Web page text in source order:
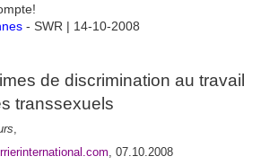
- SWR | 14-10-2008
de discrimination au travail
transsexuels
,
, 07.10.2008